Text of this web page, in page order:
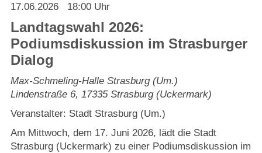
Sprache/Language
17.06.2026 18:00 Uhr
Landtagswahl 2026:
Podiumsdiskussion im Strasburger
Dialog
Max-Schmeling-Halle Strasburg (Um.)
Lindenstraße 6, 17335 Strasburg (Uckermark)
Veranstalter: Stadt Strasburg (Um.)
Am Mittwoch, dem 17. Juni 2026, lädt die Stadt
Strasburg (Uckermark) zu einer Podiumsdiskussion im